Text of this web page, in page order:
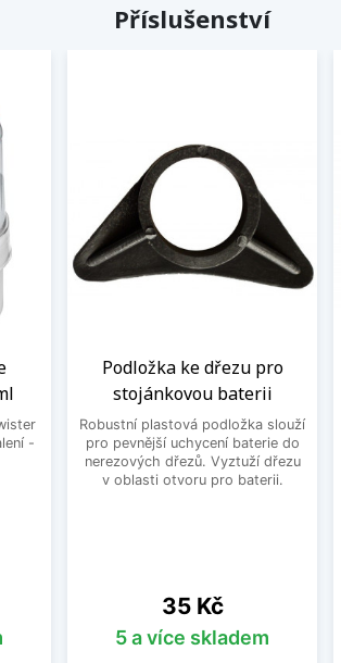
Příslušenství
-
Podložka ke dřezu pro
stojánkovou baterii
Robustní plastová podložka slouží
pro pevnější uchycení baterie do
nerezových dřezů. Vyztuží dřezu
v oblasti otvoru pro baterii.
Cena
35 Kč
5 a více skladem